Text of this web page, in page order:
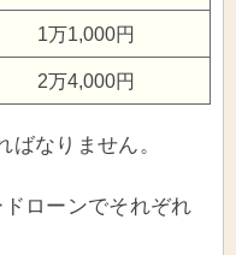
1万1,000円
2万4,000円
ばなりません。
ローンでそれぞれ